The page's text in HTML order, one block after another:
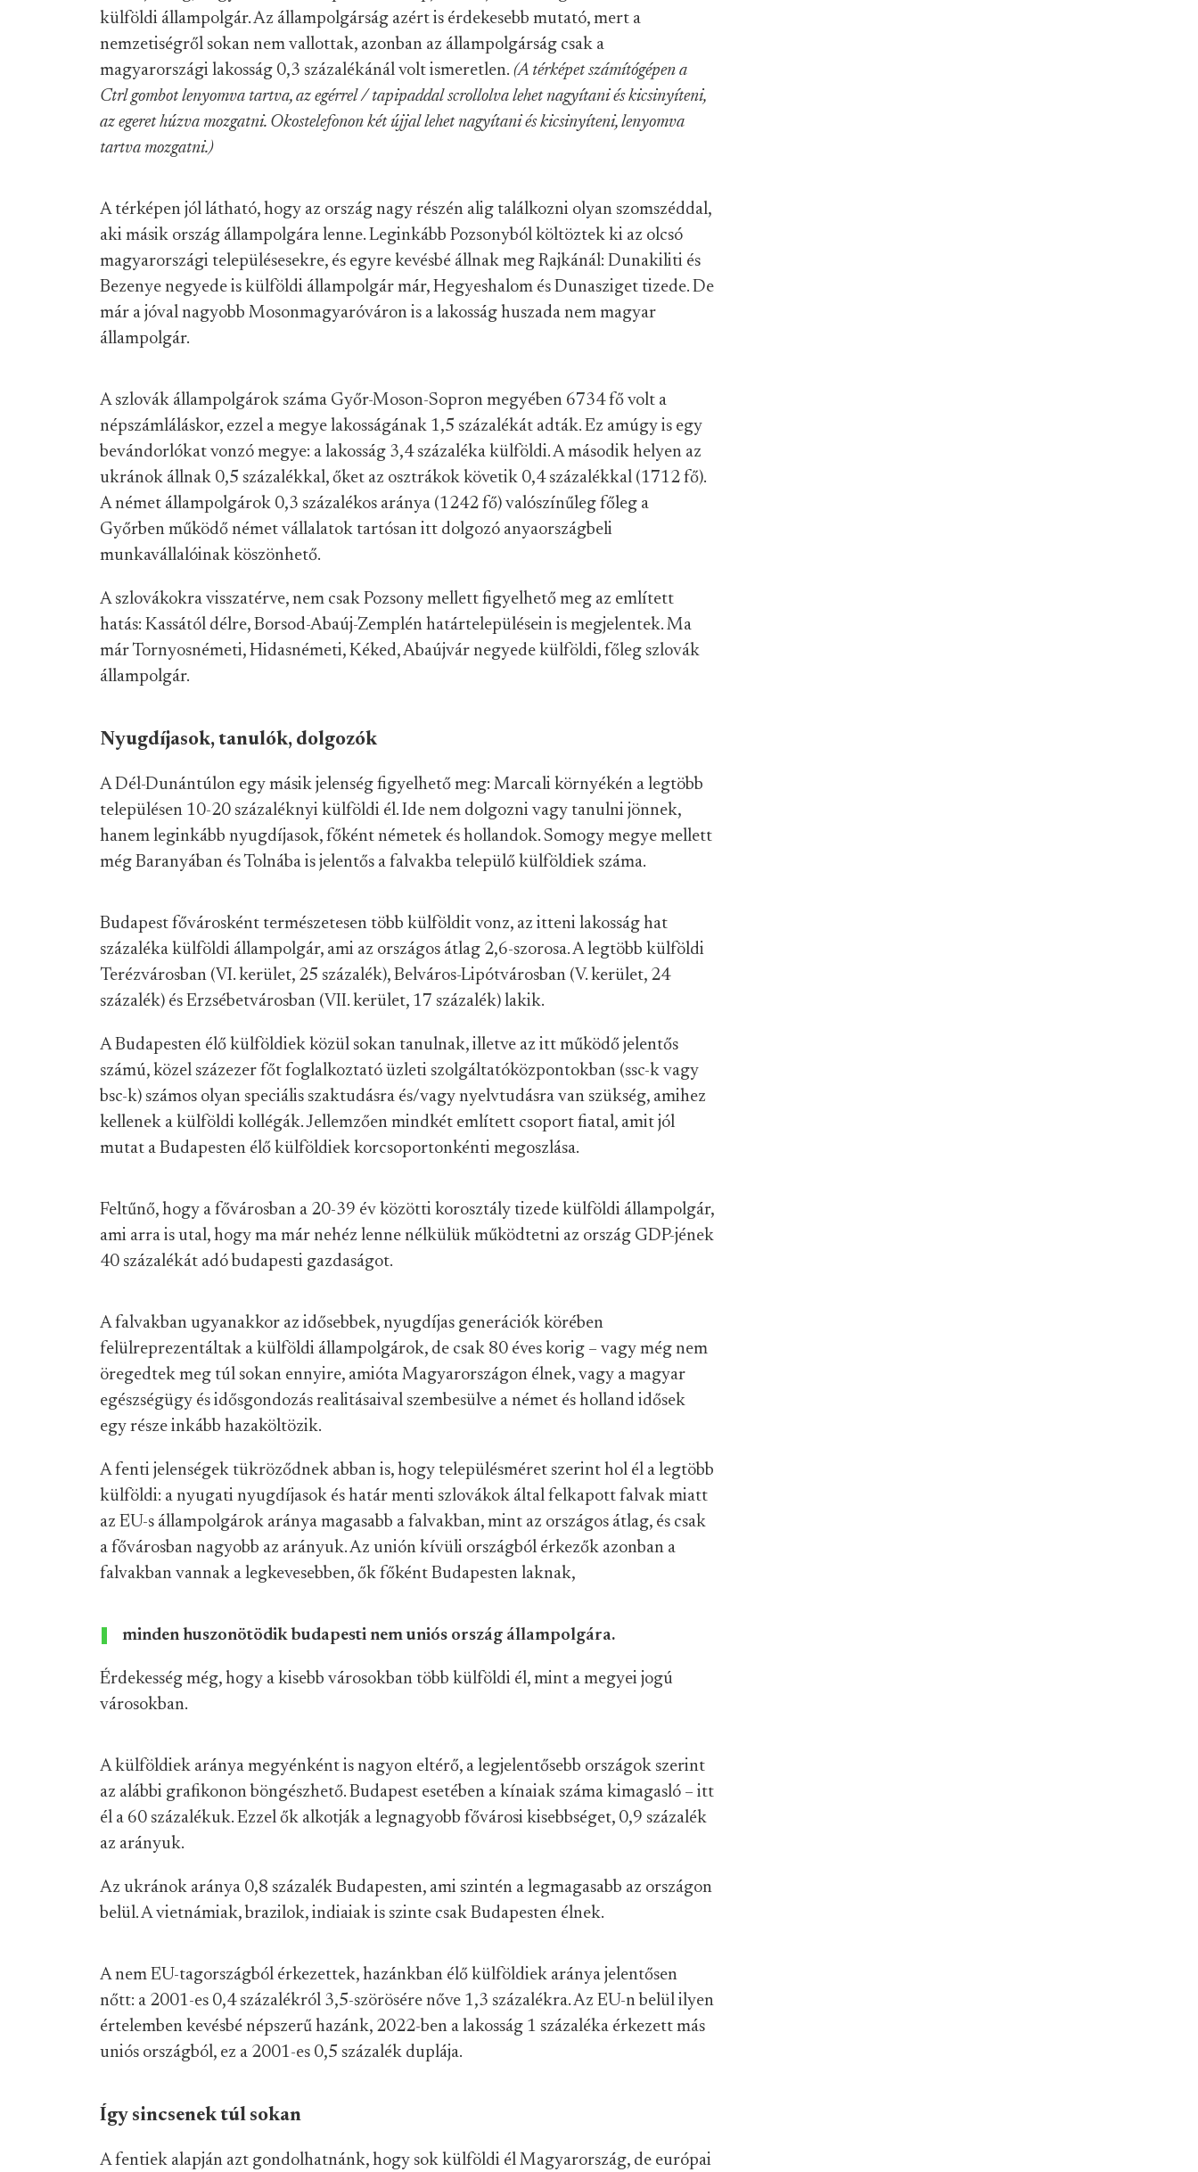
külföldi állampolgár. Az állampolgárság azért is érdekesebb mutató, mert a
nemzetiségről sokan nem vallottak, azonban az állampolgárság csak a
magyarországi lakosság 0,3 százalékánál volt ismeretlen. (A térképet számítógépen a
Ctrl gombot lenyomva tartva, az egérrel / tapipaddal scrollolva lehet nagyítani és kicsinyíteni,
az egeret húzva mozgatni. Okostelefonon két újjal lehet nagyítani és kicsinyíteni, lenyomva
tartva mozgatni.)
A térképen jól látható, hogy az ország nagy részén alig találkozni olyan szomszéddal,
aki másik ország állampolgára lenne. Leginkább Pozsonyból költöztek ki az olcsó
magyarországi településesekre, és egyre kevésbé állnak meg Rajkánál: Dunakiliti és
Bezenye negyede is külföldi állampolgár már, Hegyeshalom és Dunasziget tizede. De
már a jóval nagyobb Mosonmagyaróváron is a lakosság huszada nem magyar
állampolgár.
A szlovák állampolgárok száma Győr-Moson-Sopron megyében 6734 fő volt a
népszámláláskor, ezzel a megye lakosságának 1,5 százalékát adták. Ez amúgy is egy
bevándorlókat vonzó megye: a lakosság 3,4 százaléka külföldi. A második helyen az
ukránok állnak 0,5 százalékkal, őket az osztrákok követik 0,4 százalékkal (1712 fő).
A német állampolgárok 0,3 százalékos aránya (1242 fő) valószínűleg főleg a
Győrben működő német vállalatok tartósan itt dolgozó anyaországbeli
munkavállalóinak köszönhető.
A szlovákokra visszatérve, nem csak Pozsony mellett figyelhető meg az említett
hatás: Kassától délre, Borsod-Abaúj-Zemplén határtelepülésein is megjelentek. Ma
már Tornyosnémeti, Hidasnémeti, Kéked, Abaújvár negyede külföldi, főleg szlovák
állampolgár.
Nyugdíjasok, tanulók, dolgozók
A Dél-Dunántúlon egy másik jelenség figyelhető meg: Marcali környékén a legtöbb
településen 10-20 százaléknyi külföldi él. Ide nem dolgozni vagy tanulni jönnek,
hanem leginkább nyugdíjasok, főként németek és hollandok. Somogy megye mellett
még Baranyában és Tolnába is jelentős a falvakba települő külföldiek száma.
Budapest fővárosként természetesen több külföldit vonz, az itteni lakosság hat
százaléka külföldi állampolgár, ami az országos átlag 2,6-szorosa. A legtöbb külföldi
Terézvárosban (VI. kerület, 25 százalék), Belváros-Lipótvárosban (V. kerület, 24
százalék) és Erzsébetvárosban (VII. kerület, 17 százalék) lakik.
A Budapesten élő külföldiek közül sokan tanulnak, illetve az itt működő jelentős
számú, közel százezer főt foglalkoztató üzleti szolgáltatóközpontokban (ssc-k vagy
bsc-k) számos olyan speciális szaktudásra és/vagy nyelvtudásra van szükség, amihez
kellenek a külföldi kollégák. Jellemzően mindkét említett csoport fiatal, amit jól
mutat a Budapesten élő külföldiek korcsoportonkénti megoszlása.
Feltűnő, hogy a fővárosban a 20-39 év közötti korosztály tizede külföldi állampolgár,
ami arra is utal, hogy ma már nehéz lenne nélkülük működtetni az ország GDP-jének
40 százalékát adó budapesti gazdaságot.
A falvakban ugyanakkor az idősebbek, nyugdíjas generációk körében
felülreprezentáltak a külföldi állampolgárok, de csak 80 éves korig – vagy még nem
öregedtek meg túl sokan ennyire, amióta Magyarországon élnek, vagy a magyar
egészségügy és idősgondozás realitásaival szembesülve a német és holland idősek
egy része inkább hazaköltözik.
A fenti jelenségek tükröződnek abban is, hogy településméret szerint hol él a legtöbb
külföldi: a nyugati nyugdíjasok és határ menti szlovákok által felkapott falvak miatt
az EU-s állampolgárok aránya magasabb a falvakban, mint az országos átlag, és csak
a fővárosban nagyobb az arányuk. Az unión kívüli országból érkezők azonban a
falvakban vannak a legkevesebben, ők főként Budapesten laknak,
minden huszonötödik budapesti nem uniós ország állampolgára.
Érdekesség még, hogy a kisebb városokban több külföldi él, mint a megyei jogú
városokban.
A külföldiek aránya megyénként is nagyon eltérő, a legjelentősebb országok szerint
az alábbi grafikonon böngészhető. Budapest esetében a kínaiak száma kimagasló – itt
él a 60 százalékuk. Ezzel ők alkotják a legnagyobb fővárosi kisebbséget, 0,9 százalék
az arányuk.
Az ukránok aránya 0,8 százalék Budapesten, ami szintén a legmagasabb az országon
belül. A vietnámiak, brazilok, indiaiak is szinte csak Budapesten élnek.
A nem EU-tagországból érkezettek, hazánkban élő külföldiek aránya jelentősen
nőtt: a 2001-es 0,4 százalékról 3,5-szörösére nőve 1,3 százalékra. Az EU-n belül ilyen
értelemben kevésbé népszerű hazánk, 2022-ben a lakosság 1 százaléka érkezett más
uniós országból, ez a 2001-es 0,5 százalék duplája.
Így sincsenek túl sokan
A fentiek alapján azt gondolhatnánk, hogy sok külföldi él Magyarország, de európai